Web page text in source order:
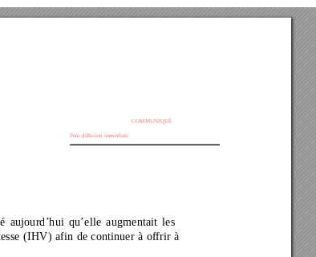
COMMUNIQUÉ
Pour diffusion immédiate
aujourd’hui qu’elle augmentait les
(IHV) afin de continuer à offrir à